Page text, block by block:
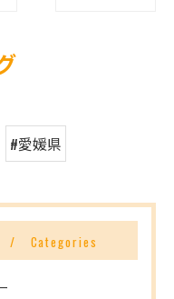
#愛媛県
Categories